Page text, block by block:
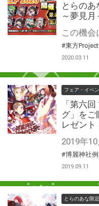
とらの
～夢見月
#東方Project
2020.03.11
フェア・イベ
「第六
グ」を
レゼント
#博麗神社
2019.09.11
とらのあな限